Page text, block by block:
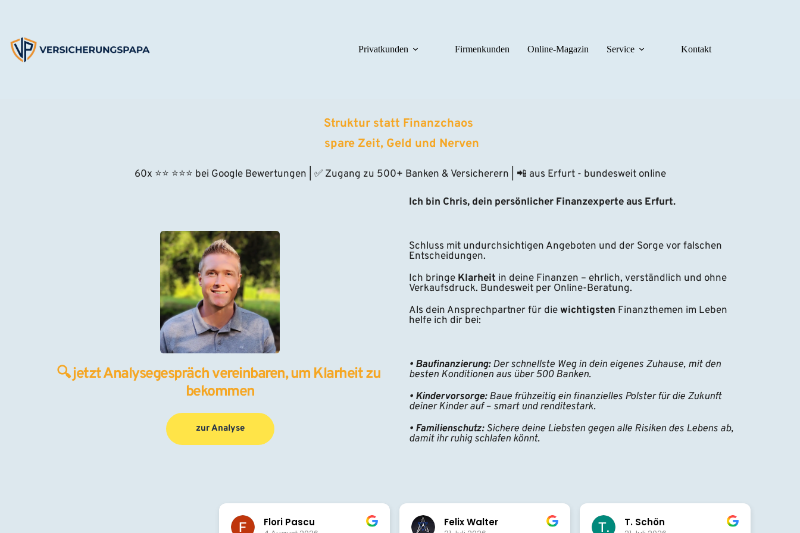
Privatkunden Firmenkunden Online-Magazin Service Kontakt
Struktur statt Finanzchaos
spare Zeit, Geld und Nerven
60x ⭐⭐ ⭐⭐⭐ bei Google Bewertungen | ✅ Zugang zu 500+ Banken & Versicherern | 📲 aus Erfurt - bundesweit online
🔍 jetzt Analysegespräch vereinbaren, um Klarheit zu
bekommen
zur Analyse
Ich bin Chris, dein persönlicher Finanzexperte aus Erfurt.
Schluss mit undurchsichtigen Angeboten und der Sorge vor falschen
Entscheidungen.
Ich bringe Klarheit in deine Finanzen – ehrlich, verständlich und ohne
Verkaufsdruck. Bundesweit per Online-Beratung.
Als dein Ansprechpartner für die wichtigsten Finanzthemen im Leben
helfe ich dir bei:
• Baufinanzierung: Der schnellste Weg in dein eigenes Zuhause, mit den
besten Konditionen aus über 500 Banken.
• Kindervorsorge: Baue frühzeitig ein finanzielles Polster für die Zukunft
deiner Kinder auf – smart und renditestark.
• Familienschutz: Sichere deine Liebsten gegen alle Risiken des Lebens ab,
damit ihr ruhig schlafen könnt.
Felix Walter T. Schön Beatrix Bulut